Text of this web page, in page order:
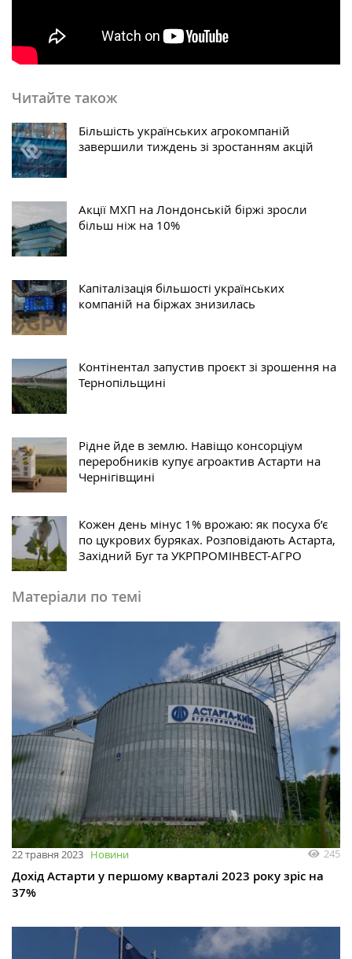
Читайте також
Більшість українських агрокомпаній
завершили тиждень зі зростанням акцій
Акції МХП на Лондонській біржі зросли
більш ніж на 10%
Капіталізація більшості українських
компаній на біржах знизилась
Контінентал запустив проєкт зі зрошення на
Тернопільщині
Рідне йде в землю. Навіщо консорціум
переробників купує агроактив Астарти на
Чернігівщині
Кожен день мінус 1% врожаю: як посуха б’є
по цукрових буряках. Розповідають Астарта,
Західний Буг та УКРПРОМІНВЕСТ-АГРО
Матеріали по темі
22 травня 2023 Новини 245
Дохід Астарти у першому кварталі 2023 року зріс на
37%